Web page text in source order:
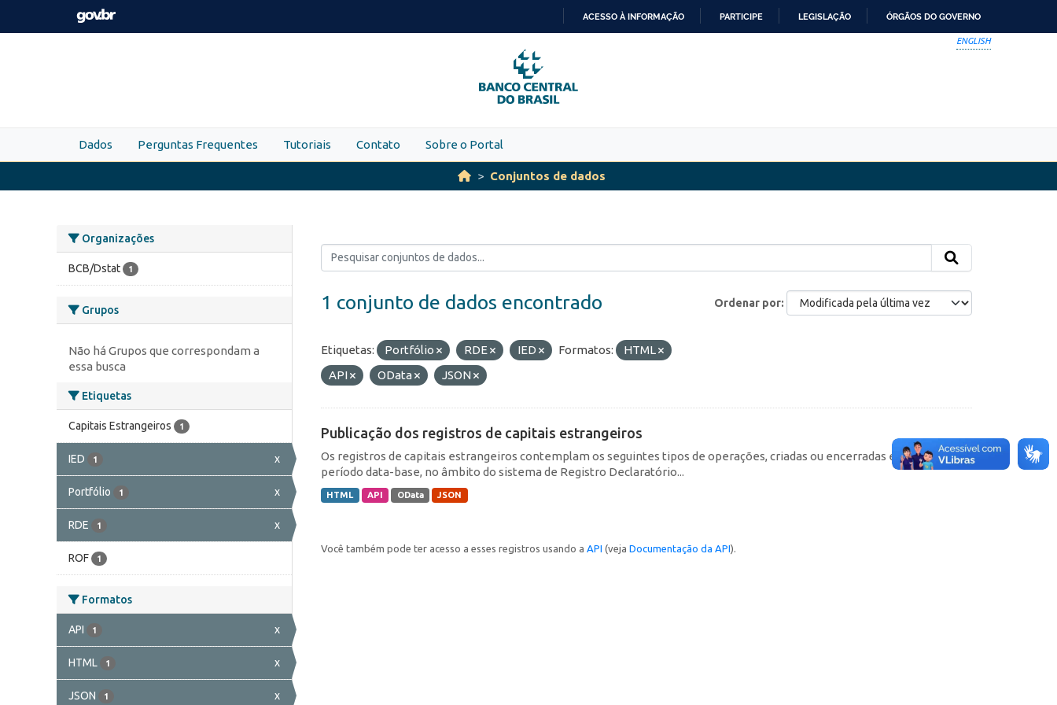
Skip to main content
PARA
O
CONTEÚDO
ACESSO À INFORMAÇÃO PARTICIPE LEGISLAÇÃO ÓRGÃOS DO GOVERNO
ENGLISH
Dados Perguntas Frequentes Tutoriais Contato Sobre o Portal
Conjuntos de dados
Organizações
BCB/Dstat 1
Grupos
Não há Grupos que correspondam a
essa busca
Etiquetas
Capitais Estrangeiros 1
IED 1 x
Portfólio 1 x
RDE 1 x
ROF 1
Formatos
API 1 x
HTML 1 x
JSON 1 x
Ordenar por
1 conjunto de dados encontrado
Etiquetas: Portfólio RDE IED Formatos:
HTML
API
OData JSON
Publicação dos registros de capitais estrangeiros
Os registros de capitais estrangeiros contemplam os seguintes tipos de operações, criadas ou encerradas em cada
período data-base, no âmbito do sistema de Registro Declaratório...
HTML API OData JSON
Você também pode ter acesso a esses registros usando a API (veja Documentação da API).